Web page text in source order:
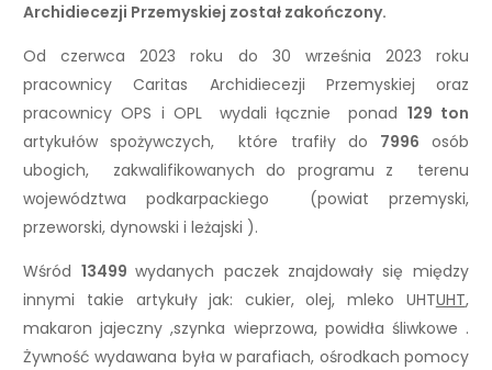
Archidiecezji Przemyskiej został zakończony.
Od czerwca 2023 roku do 30 września 2023 roku
pracownicy Caritas Archidiecezji Przemyskiej oraz
pracownicy OPS i OPL wydali łącznie ponad 129 ton
artykułów spożywczych, które trafiły do 7996 osób
ubogich, zakwalifikowanych do programu z terenu
województwa podkarpackiego (powiat przemyski,
przeworski, dynowski i leżajski ).
Wśród 13499wydanych paczek znajdowały się między
innymi takie artykuły jak: cukier, olej, mleko UHTUHT,
makaron jajeczny ,szynka wieprzowa, powidła śliwkowe .
Żywność wydawana była w parafiach, ośrodkach pomocy